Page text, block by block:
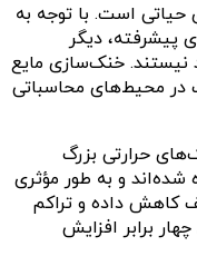
حیاتی است. با توجه به
پیشرفته، دیگر
خنک‌سازی مایع
در محیط‌های محاسباتی
حرارتی بزرگ
و به طور مؤثری
کاهش داده و تراکم
برابر افزایش